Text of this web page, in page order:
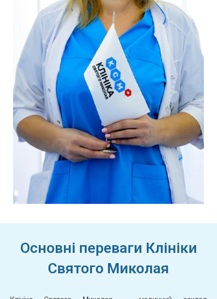
Основні переваги Клініки
Святого Миколая